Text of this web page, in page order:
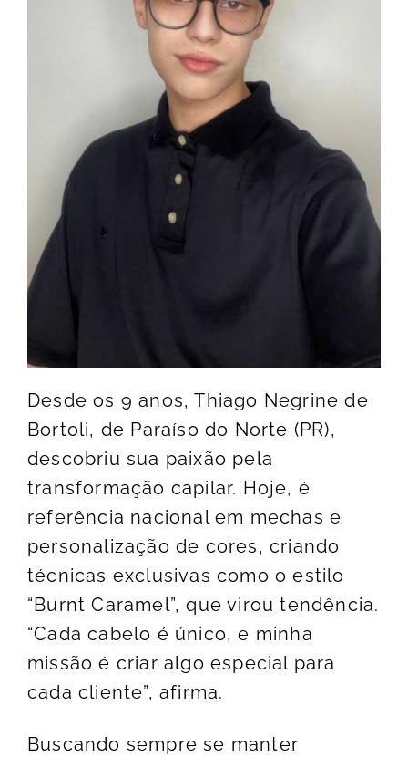
Desde os 9 anos, Thiago Negrine de
Bortoli, de Paraíso do Norte (PR),
descobriu sua paixão pela
transformação capilar. Hoje, é
referência nacional em mechas e
personalização de cores, criando
técnicas exclusivas como o estilo
“Burnt Caramel”, que virou tendência.
“Cada cabelo é único, e minha
missão é criar algo especial para
cada cliente”, afirma.
Buscando sempre se manter